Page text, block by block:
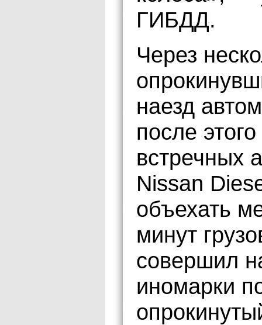
ГИБДД.
Через
наезд
после
встречных
Nissan
объехать
минут
совершил
иномарки